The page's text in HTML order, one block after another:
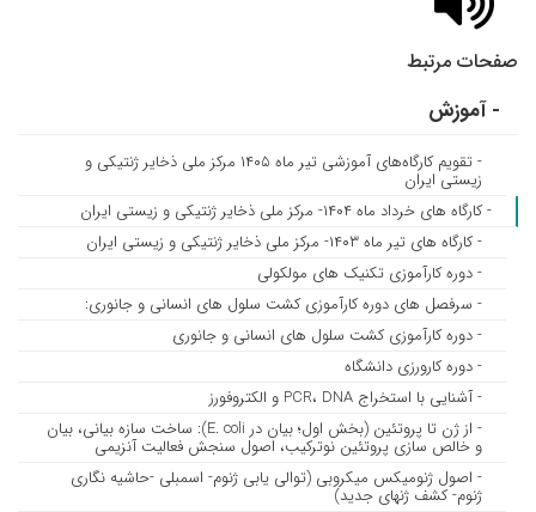
صفحات مرتبط
- آموزش
- تقویم کارگاه‌های آموزشی تیر ماه ۱۴۰۵ مرکز ملی ذخایر ژنتیکی و
زیستی ایران
- کارگاه های خرداد ماه ۱۴۰۴- مرکز ملی ذخایر ژنتیکی و زیستی ایران
- کارگاه های تیر ماه ۱۴۰۳- مرکز ملی ذخایر ژنتیکی و زیستی ایران
- دوره کارآموزی تکنیک های مولکولی
- سرفصل های دوره کارآموزی کشت سلول های انسانی و جانوری:
- دوره کارآموزی کشت سلول های انسانی و جانوری
- دوره کارورزی دانشگاه
- آشنایی با استخراج PCR، DNA و الکتروفورز
- از ژن تا پروتئین (بخش اول؛ بیان در E. coli): ساخت سازه بیانی، بیان
و خالص سازی پروتئین نوترکیب، اصول سنجش فعالیت آنزیمی
- اصول ژنومیکس میکروبی (توالی یابی ژنوم- اسمبلی -حاشیه نگاری
ژنوم- کشف ژنهای جدید)